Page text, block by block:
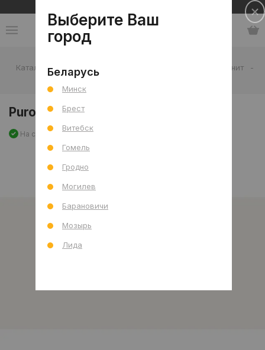
Каталог - Керамогранит
-
Puro Perla Mat (CRV) 60x120 R
Puro Perla Mat (CRV) 60x120 R
На складе Артикул: 0000029103
Выберите Ваш
город
Беларусь
Минск
Брест
Витебск
Гомель
Гродно
Могилев
Барановичи
Мозырь
Лида